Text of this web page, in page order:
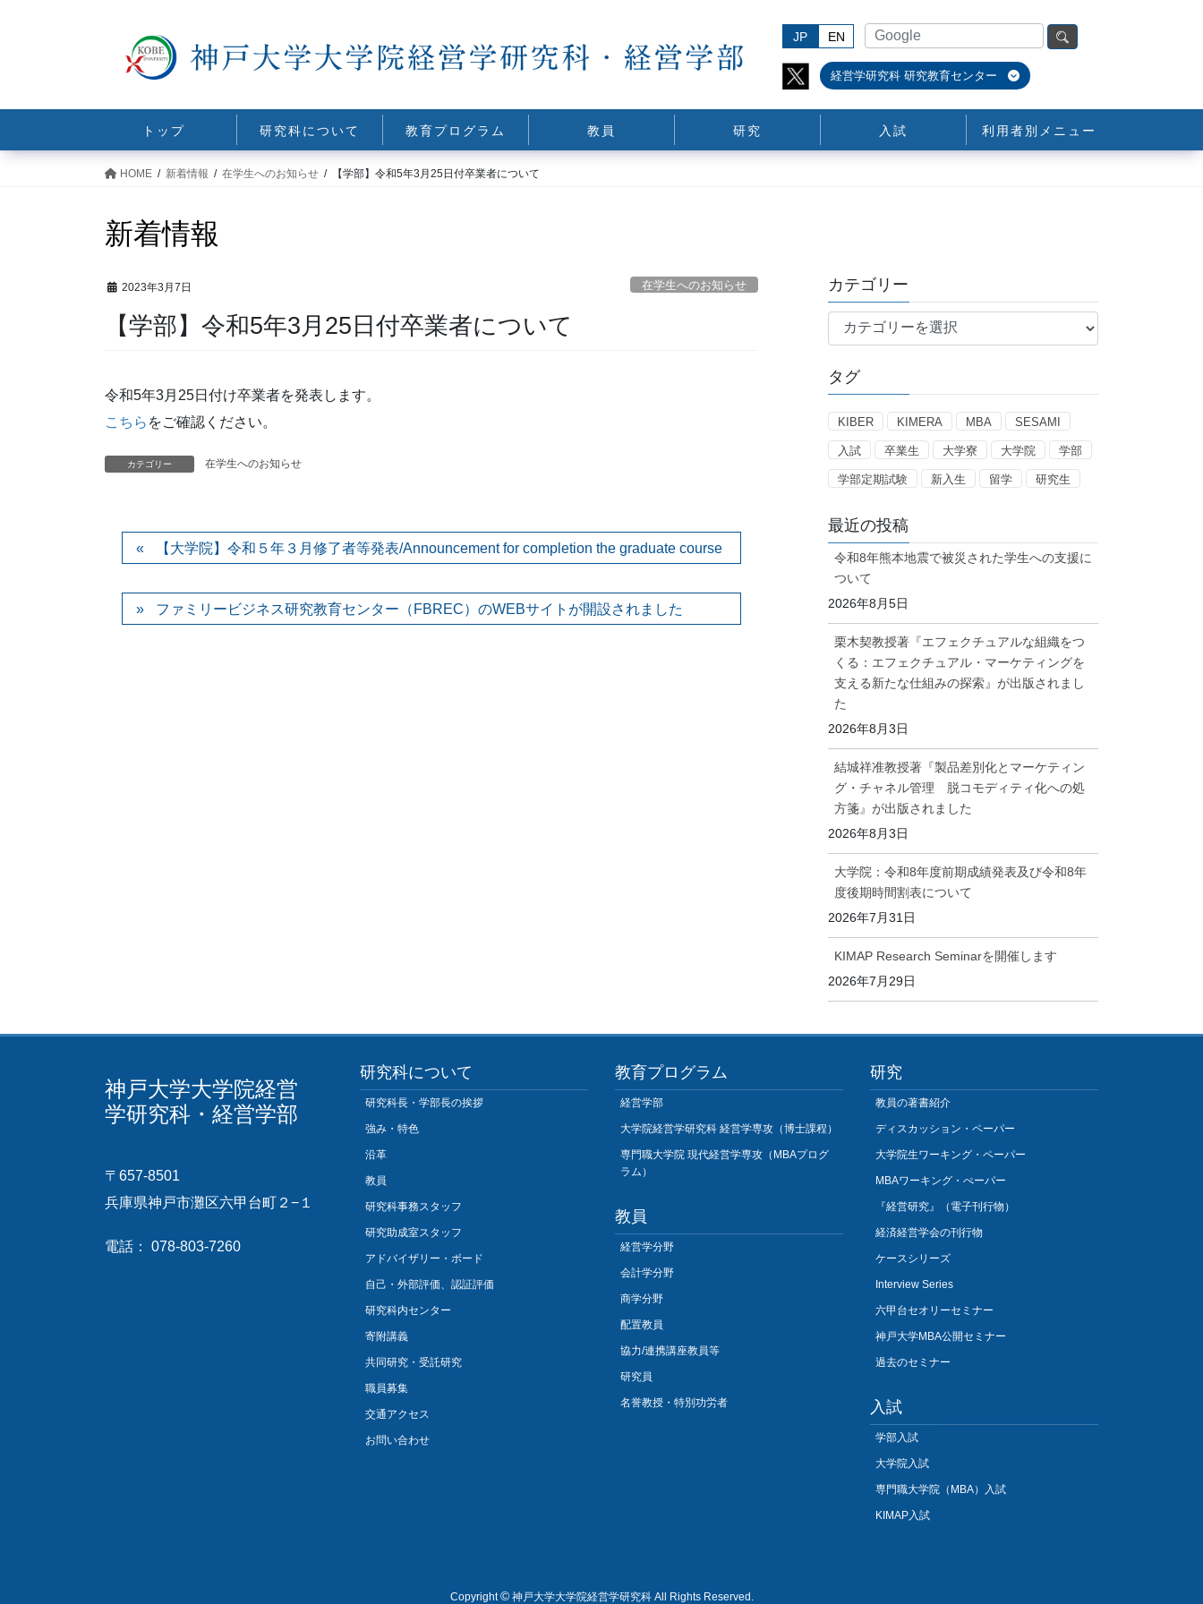
JP EN
経営学研究科 研究教育センター
トップ 研究科について 教育プログラム 教員 研究 入試 利用者別メニュー
HOME 新着情報 在学生へのお知らせ 【学部】令和5年3月25日付卒業者について
新着情報
2023年3月7日 在学生へのお知らせ
【学部】令和5年3月25日付卒業者について
令和5年3月25日付け卒業者を発表します。
こちら をご確認ください。
カテゴリー 在学生へのお知らせ
【大学院】令和５年３月修了者等発表/Announcement for completion the graduate course
ファミリービジネス研究教育センター（FBREC）のWEBサイトが開設されました
カテゴリー
テ
リ
タグ
KIBER KIMERA MBA SESAMI
入試 卒業生 大学寮 大学院 学部
学部定期試験 新入生 留学 研究生
最近の投稿
令和8年熊本地震で被災された学生への支援に
ついて
2026年8月5日
栗木契教授著『エフェクチュアルな組織をつ
くる：エフェクチュアル・マーケティングを
支える新たな仕組みの探索』が出版されまし
た
2026年8月3日
結城祥准教授著『製品差別化とマーケティン
グ・チャネル管理 脱コモディティ化への処
方箋』が出版されました
2026年8月3日
大学院：令和8年度前期成績発表及び令和8年
度後期時間割表について
2026年7月31日
KIMAP Research Seminarを開催します
2026年7月29日
神戸大学大学院経営
学研究科・経営学部
〒657-8501
兵庫県神戸市灘区六甲台町２−１
電話： 078-803-7260
研究科について
研究科長・学部長の挨拶
強み・特色
沿革
教員
研究科事務スタッフ
研究助成室スタッフ
アドバイザリー・ボード
自己・外部評価、認証評価
研究科内センター
寄附講義
共同研究・受託研究
職員募集
交通アクセス
お問い合わせ
教育プログラム
経営学部
大学院経営学研究科 経営学専攻（博士課程）
専門職大学院 現代経営学専攻（MBAプログ
ラム）
教員
経営学分野
会計学分野
商学分野
配置教員
協力/連携講座教員等
研究員
名誉教授・特別功労者
研究
教員の著書紹介
ディスカッション・ペーパー
大学院生ワーキング・ペーパー
MBAワーキング・ぺーパー
『経営研究』（電子刊行物）
経済経営学会の刊行物
ケースシリーズ
Interview Series
六甲台セオリーセミナー
神戸大学MBA公開セミナー
過去のセミナー
入試
学部入試
大学院入試
専門職大学院（MBA）入試
KIMAP入試
Copyright©神戸大学大学院経営学研究科 All Rights Reserved.